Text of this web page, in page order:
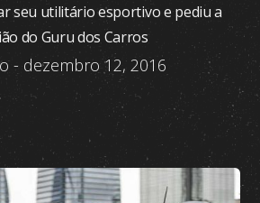
seu utilitário esportivo e pediu a
do Guru dos Carros
- dezembro 12, 2016